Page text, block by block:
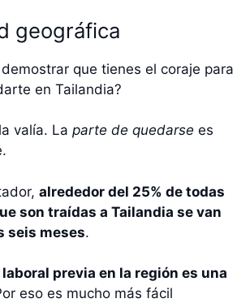
geográfica
que tienes el coraje para
en Tailandia?
valía. La parte de quedarse es
alrededor del 25% de todas
son traídas a Tailandia se van
seis meses.
previa en la región es una
eso es mucho más fácil